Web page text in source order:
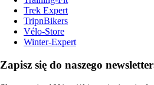
Trek Expert
TripnBikers
Vélo-Store
Winter-Expert
Zapisz się do naszego